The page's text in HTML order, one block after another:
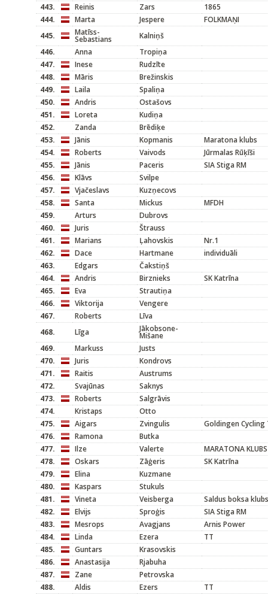
443.
Reinis Zars
1865
444.
Marta Jespere
FOLKMAŅI
445.
Matīss-
Sebastians
Kalniņš
446.
Anna
Tropiņa
447.
Inese
Rudzīte
448.
Māris
Brežinskis
449.
Laila
Spaliņa
450.
Andris
Ostašovs
451.
Loreta
Kudiņa
452.
Zanda
Brēdiķe
453.
Jānis Kopmanis
Maratona klubs
454.
Roberts Vaivods
Jūrmalas Rūķīši
455.
Jānis Paceris
SIA Stiga RM
456.
Klāvs
Svilpe
457.
Vjačeslavs
Kuzņecovs
458.
Santa Mickus
MFDH
459.
Arturs
Dubrovs
460.
Juris
Štrauss
461.
Marians Ļahovskis
Nr.1
462.
Dace Hartmane
individuāli
463.
Edgars
Čakstiņš
464.
Andris Birznieks
SK Katrīna
465.
Eva
Strautiņa
466.
Viktorija
Vengere
467.
Roberts
Līva
468.
Līga Jākobsone-
Mišane
469.
Markuss
Justs
470.
Juris
Kondrovs
471.
Raitis
Austrums
472.
Svajūnas
Saknys
473.
Roberts
Salgrāvis
474.
Kristaps
Otto
475.
Aigars Zvingulis
Goldingen Cycling
476.
Ramona
Butka
477.
Ilze Valerte
MARATONA KLUBS
478.
Oskars Zāģeris
SK Katrīna
479.
Elina
Kuzmane
480.
Kaspars
Stukuls
481.
Vineta Veisberga
Saldus boksa klubs
482.
Elvijs Sproģis
SIA Stiga RM
483.
Mesrops Avagjans
Arnis Power
484.
Linda Ezera
TT
485.
Guntars
Krasovskis
486.
Anastasija
Rjabuha
487.
Zane
Petrovska
488.
Aldis Ezers TT